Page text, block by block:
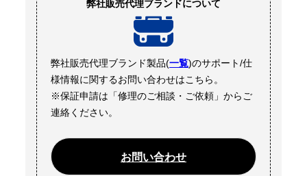
弊社販売代理ブランドについて
弊社販売代理ブランド製品(一覧)のサポート/仕
様情報に関するお問い合わせはこちら。
※保証申請は「修理のご相談・ご依頼」からご
連絡ください。
お問い合わせ